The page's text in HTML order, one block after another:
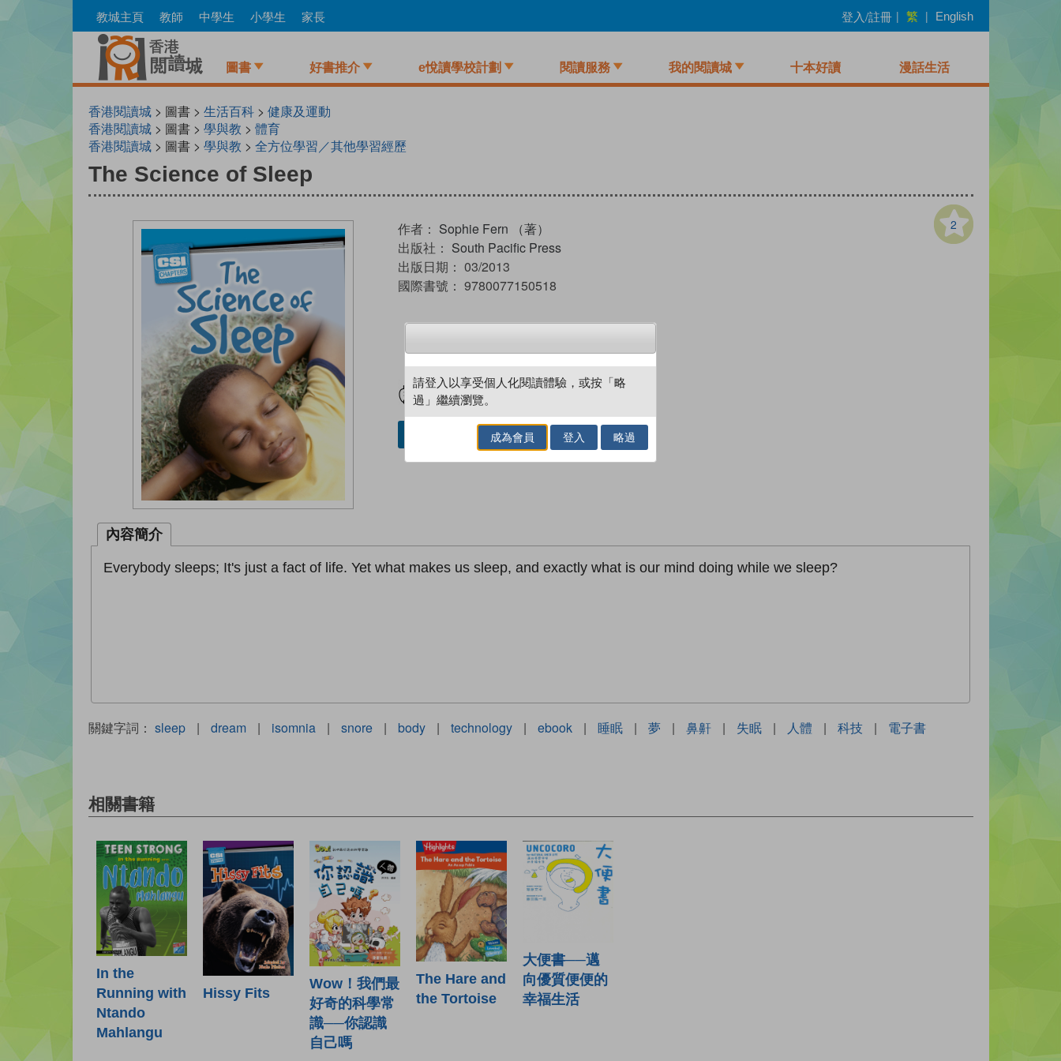
to
教城主頁 教師 中學生 小學生 家長 登入/註冊 | 繁 | English
圖書 好書推介 e悅讀學校計劃 閱讀服務 我的閱讀城 十本好讀 漫話生活
香港閱讀城> 圖書 > 生活百科> 健康及運動
香港閱讀城> 圖書 > 學與教 > 體育
香港閱讀城> 圖書 > 學與教 > 全方位學習／其他學習經歷
The Science of Sleep
2
作者： Sophie Fern （著）
出版社： South Pacific Press
出版日期： 03/2013
國際書號： 9780077150518
試閲 加入閱讀紀錄
加入／閱讀電子書
內容簡介
Everybody sleeps; It's just a fact of life. Yet what makes us sleep, and exactly what is our mind doing while we sleep?
關鍵字詞： sleep | dream | isomnia | snore | body | technology | ebook | 睡眠 | 夢 | 鼻鼾 | 失眠 | 人體 | 科技 | 電子書
相關書籍
In the
Running with
Ntando
Mahlangu
Hissy Fits
Wow！我們最
好奇的科學常
識──你認識
自己嗎
The Hare and
the Tortoise
大便書──邁
向優質便便的
幸福生活
請登入以享受個人化閱讀體驗，或按「略
過」繼續瀏覽。
成為會員 登入 略過